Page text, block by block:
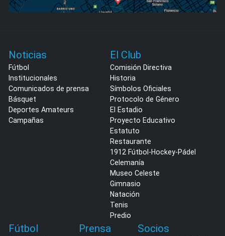
Noticias
Fútbol
Institucionales
Comunicados de prensa
Básquet
Deportes Amateurs
Campañas
El Club
Comisión Directiva
Historia
Símbolos Oficiales
Protocolo de Género
El Estadio
Proyecto Educativo
Estatuto
Restaurante
1912 Fútbol-Hockey-Pádel
Celemanía
Museo Celeste
Gimnasio
Natación
Tenis
Predio
Fútbol Prensa Socios